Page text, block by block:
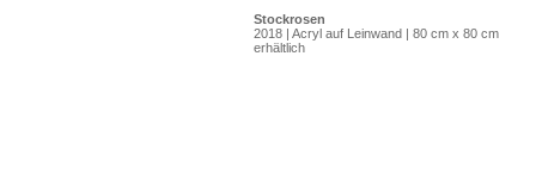
Stockrosen
2018 | Acryl auf Leinwand | 80 cm x 80 cm
erhältlich